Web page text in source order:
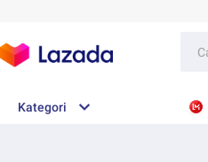
Kategori